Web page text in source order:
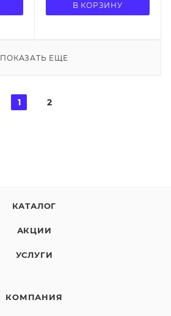
В КОРЗИНУ
ПОКАЗАТЬ ЕЩЕ
1 2
КАТАЛОГ
АКЦИИ
УСЛУГИ
КОМПАНИЯ